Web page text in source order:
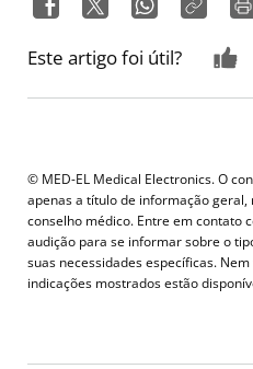
Este artigo foi útil?
© MED-EL Medical Electronics. O
apenas a título de informação
conselho médico. Entre em contato
audição para se informar sobre o
suas necessidades específicas.
indicações mostrados estão